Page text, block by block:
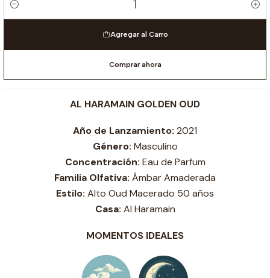
Cantidad
Agregar al Carro
Comprar ahora
AL HARAMAIN GOLDEN OUD
Año de Lanzamiento: 2021
Género: Masculino
Concentración: Eau de Parfum
Familia Olfativa: Ámbar Amaderada
Estilo: Alto Oud Macerado 50 años
Casa: Al Haramain
MOMENTOS IDEALES